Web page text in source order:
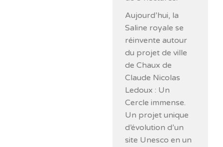
Aujourd’hui, la
Saline royale se
réinvente autour
du projet de ville
de Chaux de
Claude Nicolas
Ledoux : Un
Cercle immense.
Un projet unique
d’évolution d’un
site Unesco en un